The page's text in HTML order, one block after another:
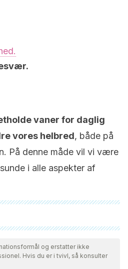
vaner for daglig
vores helbred, både på
På denne måde vil vi være
i alle aspekter af
gennemgået af vores team
aktualitet og validitet.
blev betragtet som pålidelig og af
og erstatter ikke
Hvis du er i tvivl, så konsulter